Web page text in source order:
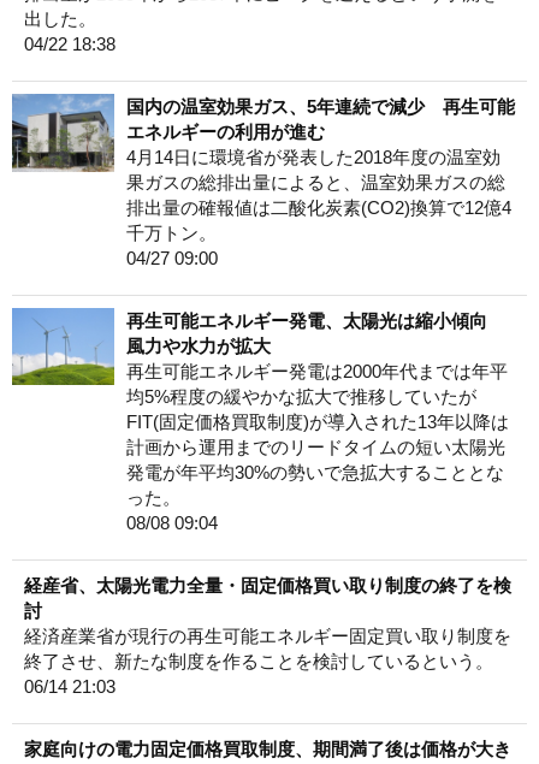
出した。
04/22 18:38
国内の温室効果ガス、5年連続で減少 再生可能
エネルギーの利用が進む
4月14日に環境省が発表した2018年度の温室効
果ガスの総排出量によると、温室効果ガスの総
排出量の確報値は二酸化炭素(CO2)換算で12億4
千万トン。
04/27 09:00
再生可能エネルギー発電、太陽光は縮小傾向
風力や水力が拡大
再生可能エネルギー発電は2000年代までは年平
均5%程度の緩やかな拡大で推移していたが
FIT(固定価格買取制度)が導入された13年以降は
計画から運用までのリードタイムの短い太陽光
発電が年平均30%の勢いで急拡大することとな
った。
08/08 09:04
経産省、太陽光電力全量・固定価格買い取り制度の終了を検
討
経済産業省が現行の再生可能エネルギー固定買い取り制度を
終了させ、新たな制度を作ることを検討しているという。
06/14 21:03
家庭向けの電力固定価格買取制度、期間満了後は価格が大き